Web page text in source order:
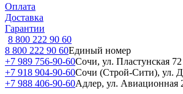
Оплата
Доставка
Гарантии
8 800 222 90 60
8 800 222 90 60Единый номер
+7 989 756-90-60Сочи, ул. Пластунская 72
+7 918 904-90-60Сочи (Строй-Сити), ул.
+7 988 406-90-60Адлер, ул. Авиационная